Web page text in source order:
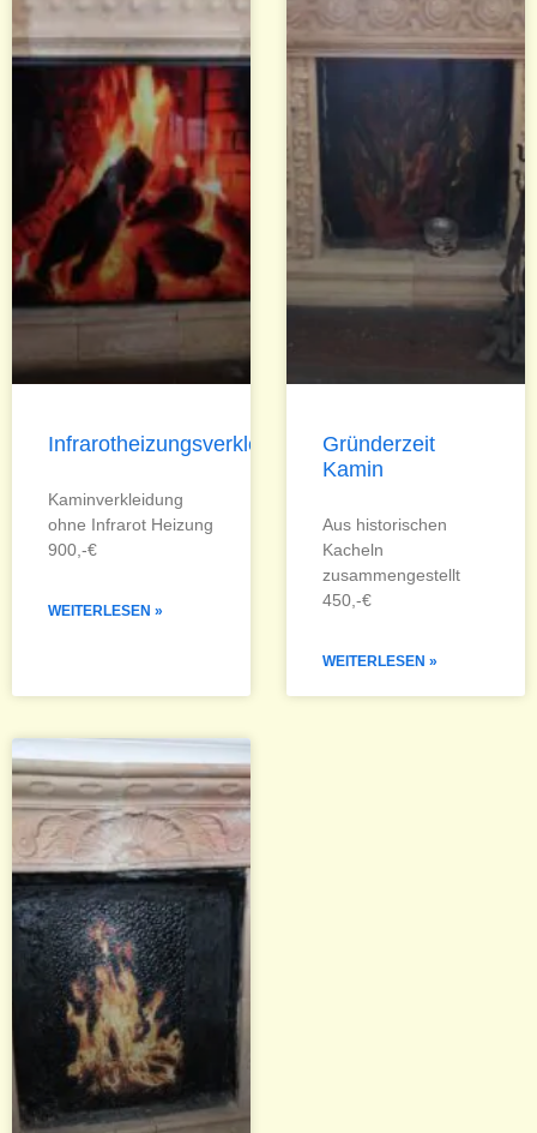
Infrarotheizungsverkleidung
Kaminverkleidung
ohne Infrarot Heizung
900,-€
WEITERLESEN »
Gründerzeit
Kamin
Aus historischen
Kacheln
zusammengestellt
450,-€
WEITERLESEN »